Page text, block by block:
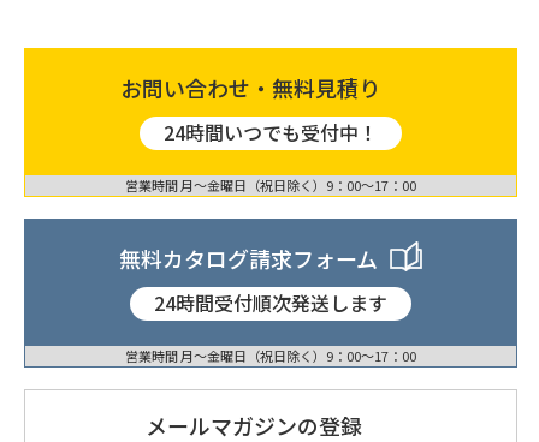
お問い合わせ・無料見積り
24時間いつでも受付中！
営業時間 月〜金曜日（祝日除く）9：00〜17：00
無料カタログ請求フォーム
24時間受付順次発送します
営業時間 月〜金曜日（祝日除く）9：00〜17：00
メールマガジンの登録